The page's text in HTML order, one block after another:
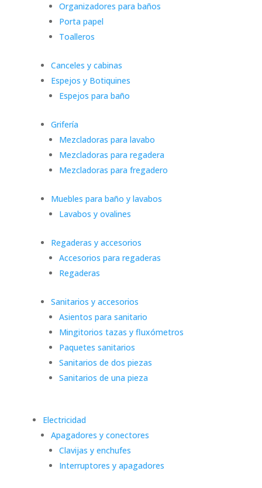
Organizadores para baños
Porta papel
Toalleros
Canceles y cabinas
Espejos y Botiquines
Espejos para baño
Grifería
Mezcladoras para lavabo
Mezcladoras para regadera
Mezcladoras para fregadero
Muebles para baño y lavabos
Lavabos y ovalines
Regaderas y accesorios
Accesorios para regaderas
Regaderas
Sanitarios y accesorios
Asientos para sanitario
Mingitorios tazas y fluxómetros
Paquetes sanitarios
Sanitarios de dos piezas
Sanitarios de una pieza
Electricidad
Apagadores y conectores
Clavijas y enchufes
Interruptores y apagadores